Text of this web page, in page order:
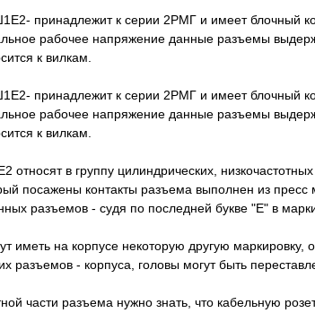
принадлежит к серии 2РМГ и имеет блочный
рабочее напряжение данные разъемы
к вилкам.
принадлежит к серии 2РМГ и имеет блочный
рабочее напряжение данные разъемы
к вилкам.
в группу цилиндрических,
посажены контакты разъема выполнен из пресс
разъемов - судя по последней букве "Е" в
иметь на корпусе некоторую другую
разъемов - корпуса, головы могут быть
части разъема нужно знать, что кабельную